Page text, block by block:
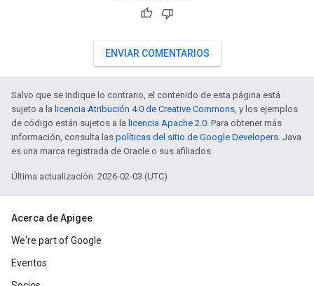
ENVIAR COMENTARIOS
Salvo que se indique lo contrario, el contenido de esta página está
sujeto a la licencia Atribución 4.0 de Creative Commons, y los ejemplos
de código están sujetos a la licencia Apache 2.0. Para obtener más
información, consulta las políticas del sitio de Google Developers. Java
es una marca registrada de Oracle o sus afiliados.
Última actualización: 2026-02-03 (UTC)
Acerca de Apigee
We're part of Google
Eventos